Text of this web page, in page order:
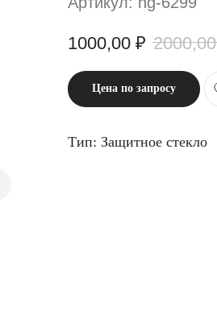
1000,00 ₽ 2000,00
Цена по запросу
Тип: Защитное стекло